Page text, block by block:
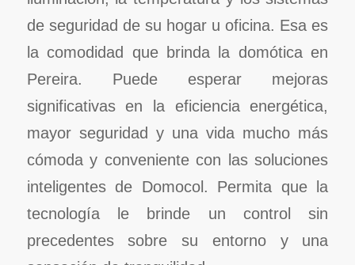
de seguridad de su hogar u oficina. Esa es
la comodidad que brinda la domótica en
Pereira. Puede esperar mejoras
significativas en la eficiencia energética,
mayor seguridad y una vida mucho más
cómoda y conveniente con las soluciones
inteligentes de Domocol. Permita que la
tecnología le brinde un control sin
precedentes sobre su entorno y una